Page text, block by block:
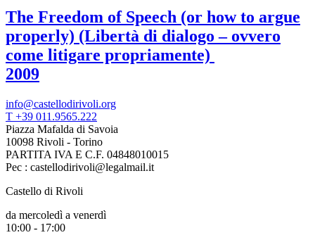
sedi
Edificio
Castello
Manica
Lunga
Digitale
EN
Visita
Biglietti
Shop
Chi
siamo
Area
Media
Organizza
The Freedom of Speech (or how to argue
properly) (Libertà di dialogo – ovvero
come litigare propriamente)
2009
info@castellodirivoli.org
T +39 011.9565.222
Piazza Mafalda di Savoia
10098 Rivoli - Torino
PARTITA IVA E C.F. 04848010015
Pec : castellodirivoli@legalmail.it
Castello di Rivoli
da mercoledì a venerdì
10:00 - 17:00